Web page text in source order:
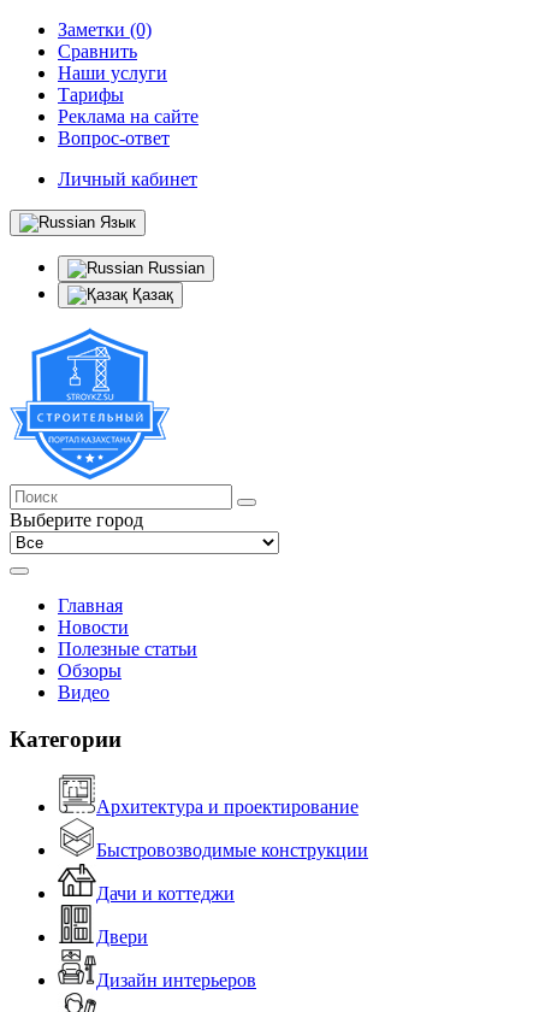
Заметки (0)
Сравнить
Наши услуги
Тарифы
Реклама на сайте
Вопрос-ответ
Личный кабинет
Язык
Russian
Қазақ
Выберите город
Главная
Новости
Полезные статьи
Обзоры
Видео
Категории
Архитектура и проектирование
Быстровозводимые конструкции
Дачи и коттеджи
Двери
Дизайн интерьеров